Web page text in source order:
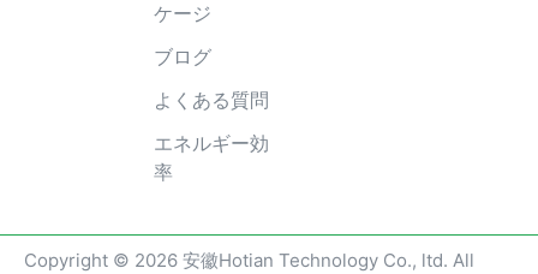
ケージ
ブログ
よくある質問
エネルギー効
率
Copyright © 2026 安徽Hotian Technology Co., ltd. All